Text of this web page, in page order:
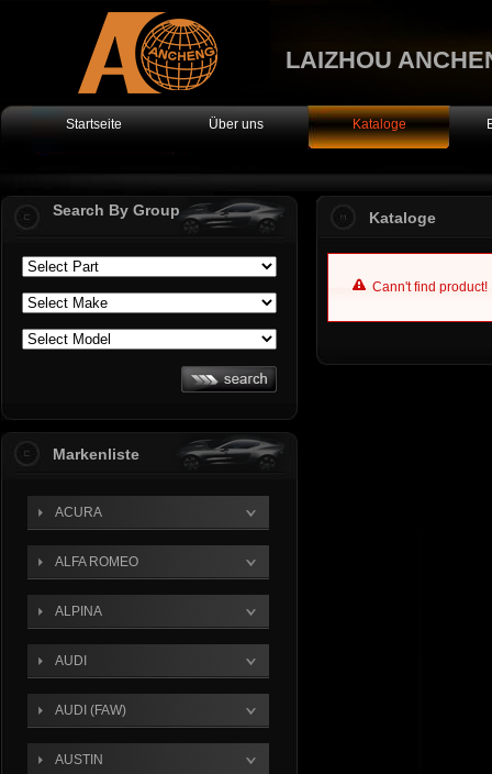
LAIZHOU
Startseite Über uns Kataloge
Kataloge
Cann't find product!
Search By Group
Markenliste
ACURA
ALFA ROMEO
ALPINA
AUDI
AUDI (FAW)
AUSTIN